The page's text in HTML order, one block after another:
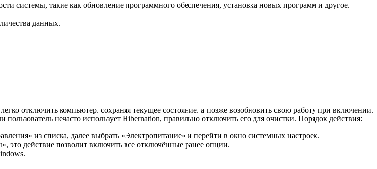
системы, такие как обновление программного обеспечения, установка новых программ и другое.
данных.
отключить компьютер, сохраняя текущее состояние, а позже возобновить свою работу при включении.
нечасто использует Hibernation, правильно отключить его для очистки. Порядок действия:
из списка, далее выбрать «Электропитание» и перейти в окно системных настроек.
это действие позволит включить все отключённые ранее опции.